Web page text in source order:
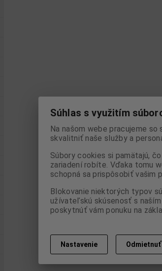
Súhlas s využitím
Na našom webe pracujeme
skvalitniť naše služby a
Súbory cookies si pamätajú,
zariadení robíte. Vďaka tomu
schopná sa prispôsobiť vašim
Blokovanie niektorých typov
užívateľskú skúsenosť s
poskytnúť vám ponuku na
Nastavenie